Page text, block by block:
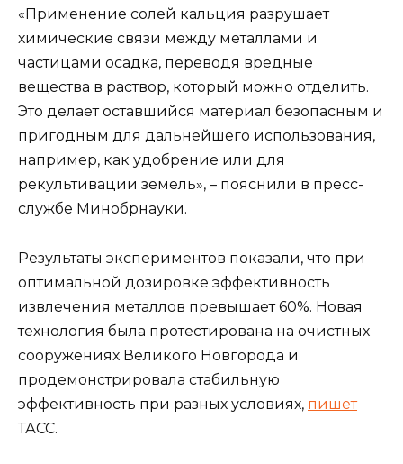
«Применение солей кальция разрушает
химические связи между металлами и
частицами осадка, переводя вредные
вещества в раствор, который можно отделить.
Это делает оставшийся материал безопасным и
пригодным для дальнейшего использования,
например, как удобрение или для
рекультивации земель», – пояснили в пресс-
службе Минобрнауки.
Результаты экспериментов показали, что при
оптимальной дозировке эффективность
извлечения металлов превышает 60%. Новая
технология была протестирована на очистных
сооружениях Великого Новгорода и
продемонстрировала стабильную
эффективность при разных условиях, пишет
ТАСС.